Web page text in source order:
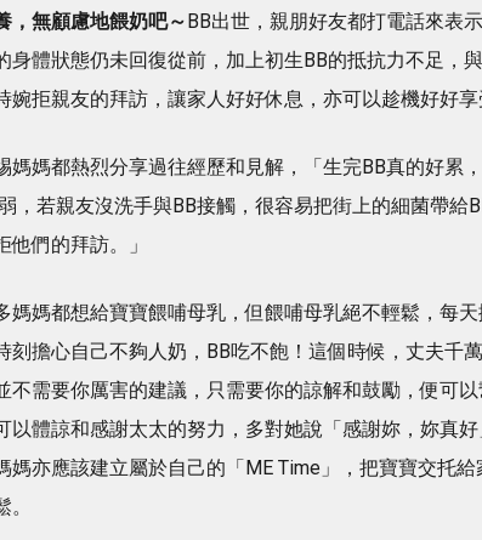
，無顧慮地餵奶吧～BB出世，親朋好友都打電話來表
身體狀態仍未回復從前，加上初生BB的抵抗力不足，
婉拒親友的拜訪，讓家人好好休息，亦可以趁機好好
媽媽都熱烈分享過往經歷和見解，「生完BB真的好累
，若親友沒洗手與BB接觸，很容易把街上的細菌帶給
他們的拜訪。」
媽媽都想給寶寶餵哺母乳，但餵哺母乳絕不輕鬆，每
刻擔心自己不夠人奶，BB吃不飽！這個時候，丈夫千
不需要你厲害的建議，只需要你的諒解和鼓勵，便可
以體諒和感謝太太的努力，多對她說「感謝妳，妳真
媽亦應該建立屬於自己的「ME Time」，把寶寶交托